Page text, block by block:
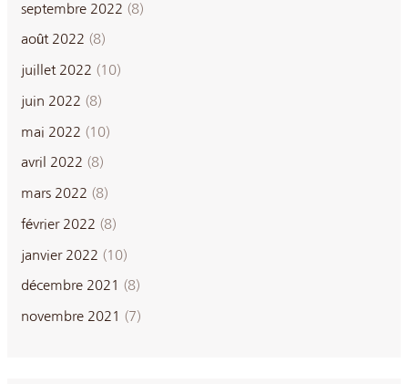
septembre 2022 (8)
août 2022 (8)
juillet 2022 (10)
juin 2022 (8)
mai 2022 (10)
avril 2022 (8)
mars 2022 (8)
février 2022 (8)
janvier 2022 (10)
décembre 2021 (8)
novembre 2021 (7)